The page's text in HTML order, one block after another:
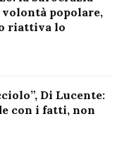
popolare,
riattiva lo
Di Lucente:
con i fatti, non